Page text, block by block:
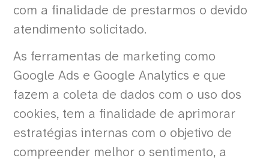
com a finalidade de prestarmos o devido
atendimento solicitado.
As ferramentas de marketing como
Google Ads e Google Analytics e que
fazem a coleta de dados com o uso dos
cookies, tem a finalidade de aprimorar
estratégias internas com o objetivo de
compreender melhor o sentimento, a